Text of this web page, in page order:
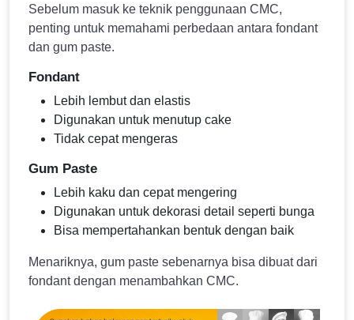
Sebelum masuk ke teknik penggunaan CMC,
penting untuk memahami perbedaan antara fondant
dan gum paste.
Fondant
Lebih lembut dan elastis
Digunakan untuk menutup cake
Tidak cepat mengeras
Gum Paste
Lebih kaku dan cepat mengering
Digunakan untuk dekorasi detail seperti bunga
Bisa mempertahankan bentuk dengan baik
Menariknya, gum paste sebenarnya bisa dibuat dari
fondant dengan menambahkan CMC.